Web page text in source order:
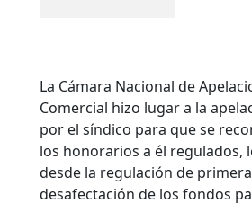
La Cámara Nacional de
Comercial hizo lugar a la
por el síndico para que se
los honorarios a él regulados,
desde la regulación de
desafectación de los fondos